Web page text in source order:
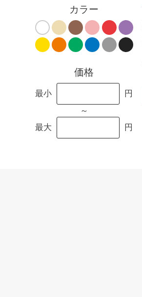
カラー
価格
最小
円
～
最大
円